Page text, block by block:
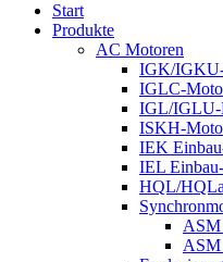
Start
Produkte
AC Motoren
IGK/
IGLC-
IGL/IGLU-
ISKH-
IEK
IEL
HQL/HQLa